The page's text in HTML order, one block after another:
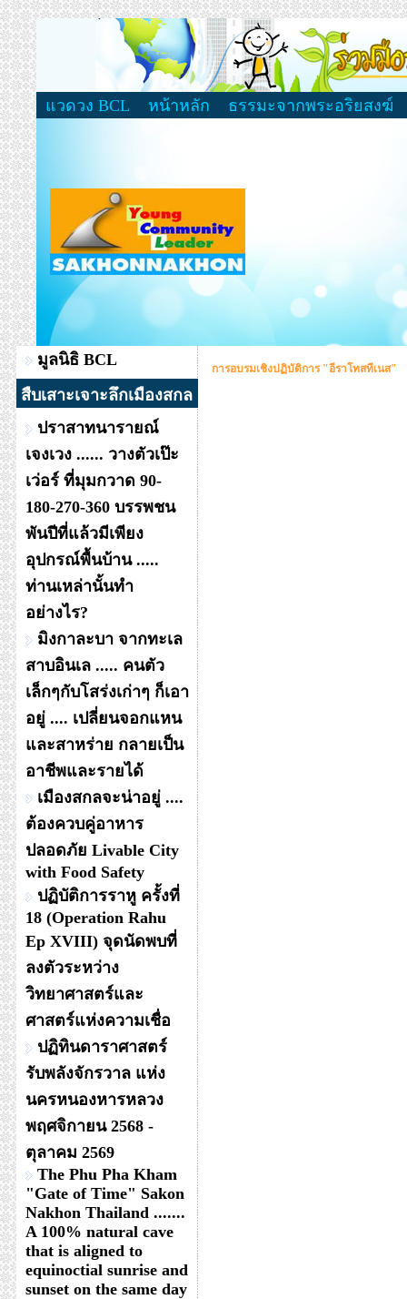
แวดวง BCL หน้าหลัก ธรรมะจากพระอริยสงฆ์
มูลนิธิ BCL
สืบเสาะเจาะลึกเมืองสกล
ปราสาทนารายณ์
เจงเวง ...... วางตัวเป๊ะ
เว่อร์ ที่มุมกวาด 90-
180-270-360 บรรพชน
พันปีที่แล้วมีเพียง
อุปกรณ์พื้นบ้าน .....
ท่านเหล่านั้นทำ
อย่างไร?
มิงกาละบา จากทะเล
สาบอินเล ..... คนตัว
เล็กๆกับโสร่งเก่าๆ ก็เอา
อยู่ .... เปลี่ยนจอกแหน
และสาหร่าย กลายเป็น
อาชีพและรายได้
เมืองสกลจะน่าอยู่ ....
ต้องควบคู่อาหาร
ปลอดภัย Livable City
with Food Safety
ปฏิบัติการราหู ครั้งที่
18 (Operation Rahu
Ep XVIII) จุดนัดพบที่
ลงตัวระหว่าง
วิทยาศาสตร์และ
ศาสตร์แห่งความเชื่อ
ปฏิทินดาราศาสตร์
รับพลังจักรวาล แห่ง
นครหนองหารหลวง
พฤศจิกายน 2568 -
ตุลาคม 2569
The Phu Pha Kham
"Gate of Time" Sakon
Nakhon Thailand .......
A 100% natural cave
that is aligned to
equinoctial sunrise and
sunset on the same day
การอบรมเชิงปฏิบัติการ "อีราโทสทีเนส"